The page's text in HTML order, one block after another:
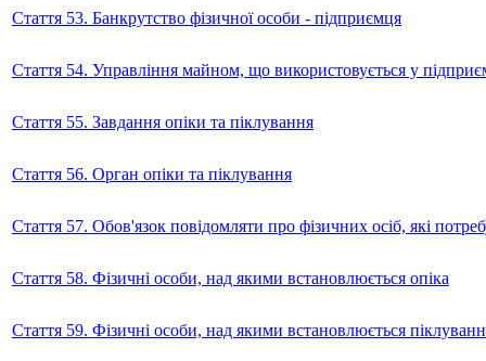
Стаття 53. Банкрутство фізичної особи - підприємця
Стаття 54. Управління майном, що використовується у
Стаття 55. Завдання опіки та піклування
Стаття 56. Орган опіки та піклування
Стаття 57. Обов'язок повідомляти про фізичних осіб, які
Стаття 58. Фізичні особи, над якими встановлюється опіка
Стаття 59. Фізичні особи, над якими встановлюється